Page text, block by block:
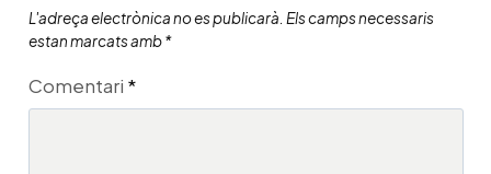
L'adreça electrònica no es publicarà. Els camps necessaris
estan marcats amb*
Comentari *